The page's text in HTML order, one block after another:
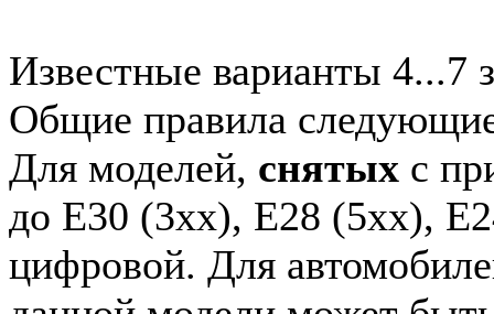
Известные варианты 4...7
Общие правила
Для моделей, снятых с
до E30 (3xx), E28 (5xx),
цифровой. Для